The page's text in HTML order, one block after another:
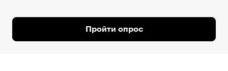
Пройти опрос